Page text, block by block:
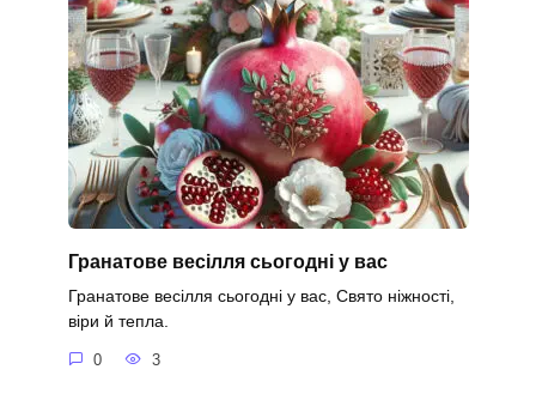
Гранатове весілля сьогодні у вас
Гранатове весілля сьогодні у вас, Свято ніжності,
віри й тепла.
0 3